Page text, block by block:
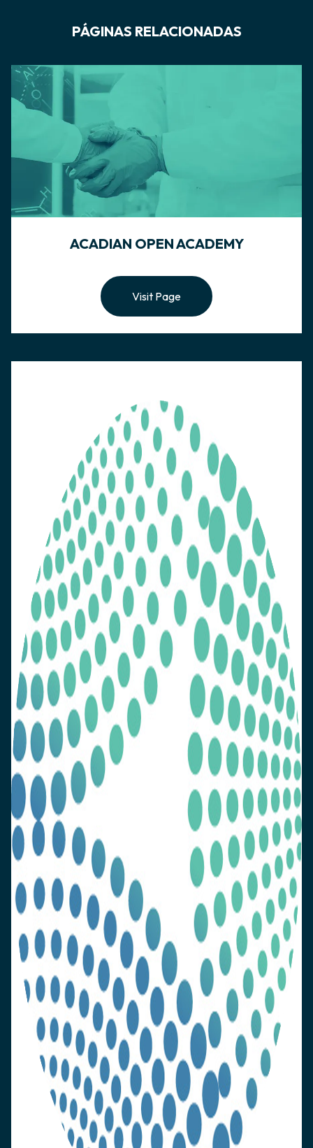
PÁGINAS RELACIONADAS
ACADIAN OPEN ACADEMY
Visit Page